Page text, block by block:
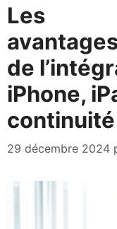
Les
de
iPhone,
29 décembre 2024